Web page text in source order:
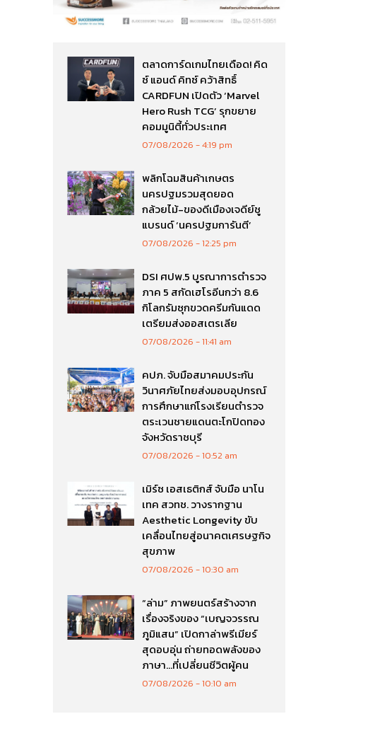
ตลาดการ์ดเกมไทยเดือด! คิด
ซ์ แอนด์ คิทซ์ คว้าสิทธิ์
CARDFUN เปิดตัว ‘Marvel
Hero Rush TCG’ รุกขยาย
คอมมูนิตี้ทั่วประเทศ
07/08/2026 4:19 pm
พลิกโฉมสินค้าเกษตร
นครปฐมรวมสุดยอด
กล้วยไม้-ของดีเมืองเจดีย์ชู
แบรนด์ ‘นครปฐมการันตี’
07/08/2026 12:25 pm
DSI ศปพ.5 บูรณาการตำรวจ
ภาค 5 สกัดเฮโรอีนกว่า 8.6
กิโลกรัมซุกขวดครีมกันแดด
เตรียมส่งออสเตรเลีย
07/08/2026 11:41 am
คปภ. จับมือสมาคมประกัน
วินาศภัยไทยส่งมอบอุปกรณ์
การศึกษาแก่โรงเรียนตำรวจ
ตระเวนชายแดนตะโกปิดทอง
จังหวัดราชบุรี
07/08/2026 10:52 am
เมิร์ซ เอสเธติกส์ จับมือ นาโน
เทค สวทช. วางรากฐาน
Aesthetic Longevity ขับ
เคลื่อนไทยสู่อนาคตเศรษฐกิจ
สุขภาพ
07/08/2026 10:30 am
“ล่าม” ภาพยนตร์สร้างจาก
เรื่องจริงของ “เบญจวรรณ
ภูมิแสน” เปิดกาล่าพรีเมียร์
สุดอบอุ่น ถ่ายทอดพลังของ
ภาษา…ที่เปลี่ยนชีวิตผู้คน
07/08/2026 10:10 am